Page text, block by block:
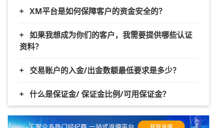
+ XM平台是如何保障客户的资金安全的？
+ 如果我想成为你们的客户，我需要提供哪些认证
资料？
+ 交易账户的入金/出金数额最低要求是多少？
+ 什么是保证金/ 保证金比例/可用保证金？